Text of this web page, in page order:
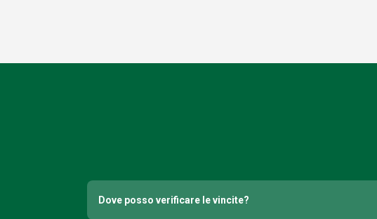
Dove posso verificare le vincite?